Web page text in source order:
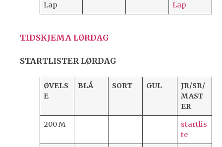
Lap
Lap
TIDSKJEMA LØRDAG
STARTLISTER LØRDAG
ØVELS
E
BLÅ SORT GUL
JR/SR/
MAST
ER
200 M
startlis
te